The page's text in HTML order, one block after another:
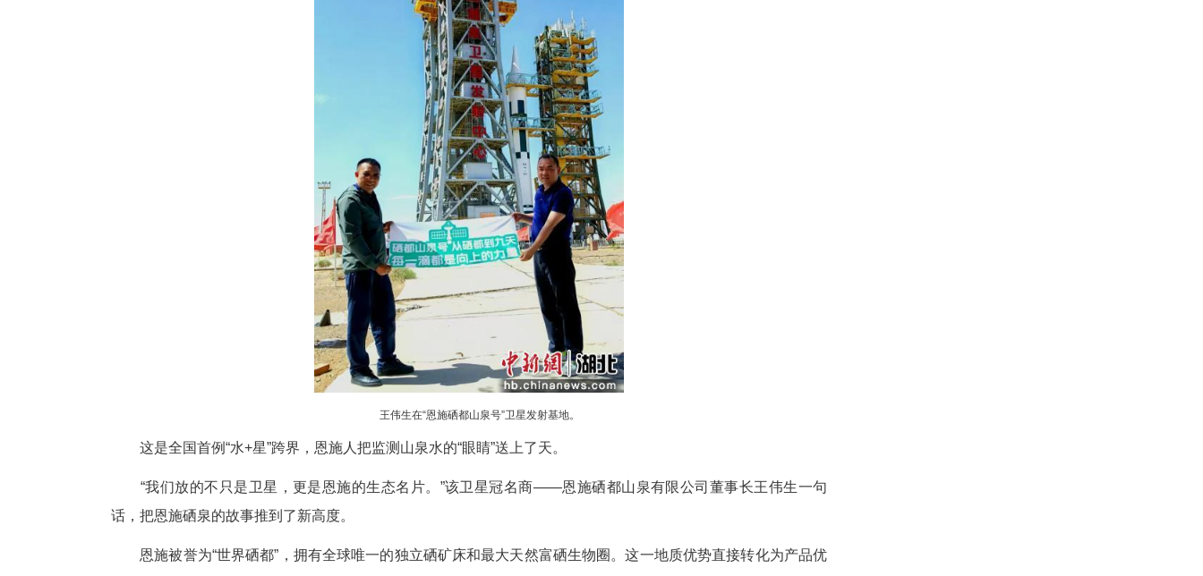
秉持保护与开发并重，目前全州共发放山泉水取水许可证38本，4家企业拥有矿泉水采矿权，另有数十处水源
地已完成勘查或纳入省级规划，为产业长远发展奠定了资源与合规基础。
优势：源自“世界硒都”的天然禀赋
7月29日12时11分，甘肃酒泉。
火箭尾焰划破戈壁，一枚重22千克的小卫星——“恩施硒都山泉号”被送入500公里太阳同步轨道。0.8米分辨
率，以90分钟一圈的绕地飞行速度，实时“盯”着恩施的每处泉眼。